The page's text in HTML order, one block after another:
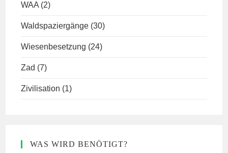
WAA (2)
Waldspaziergänge (30)
Wiesenbesetzung (24)
Zad (7)
Zivilisation (1)
WAS WIRD BENÖTIGT?